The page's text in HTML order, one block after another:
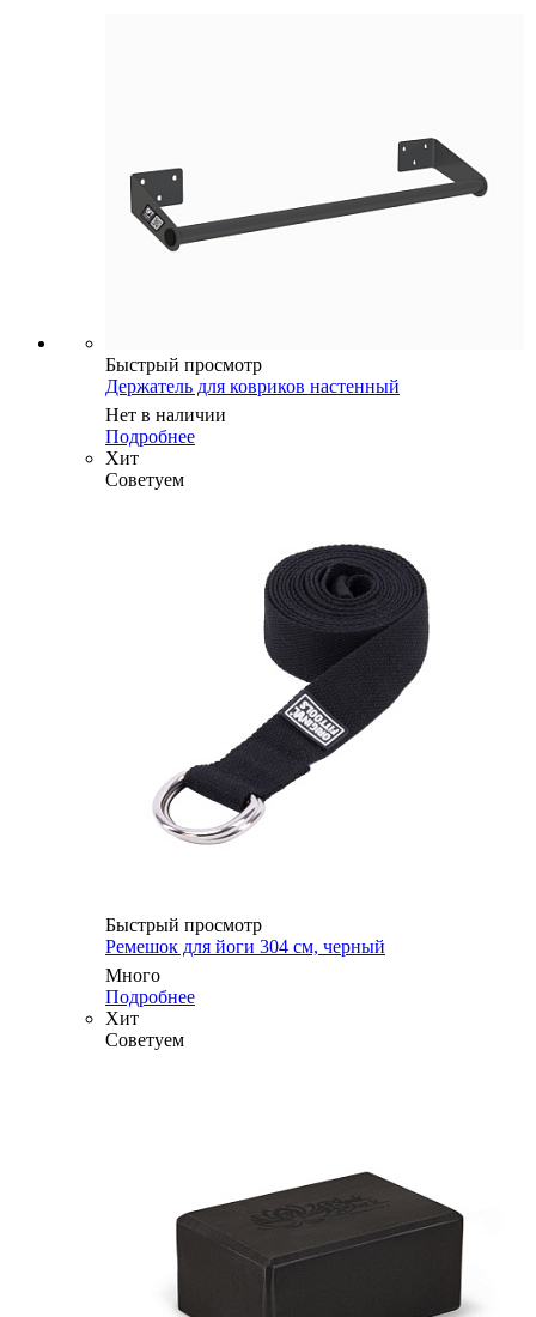
Быстрый просмотр
Держатель для ковриков настенный
Нет в наличии
Подробнее
Хит
Советуем
Быстрый просмотр
Ремешок для йоги 304 см, черный
Много
Подробнее
Хит
Советуем